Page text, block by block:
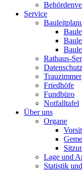
Service
Rathaus-
Trauzimmer
Friedhöfe
Fundbüro
Notfalltafel
Über uns
Organe
Lage und
Statistik